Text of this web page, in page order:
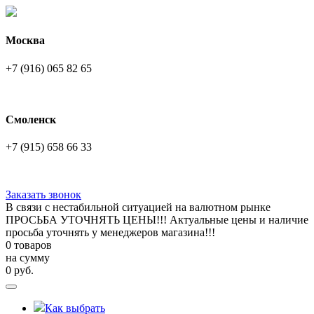
Москва
+7 (916) 065 82 65
Смоленск
+7 (915) 658 66 33
Заказать звонок
В связи с нестабильной ситуацией на валютном рынке
ПРОСЬБА УТОЧНЯТЬ ЦЕНЫ!!! Актуальные цены и наличие
просьба уточнять у менеджеров магазина!!!
0 товаров
на сумму
0 руб.
Как выбрать